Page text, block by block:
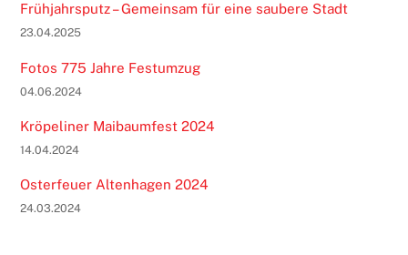
Frühjahrsputz – Gemeinsam für eine saubere Stadt
23.04.2025
Fotos 775 Jahre Festumzug
04.06.2024
Kröpeliner Maibaumfest 2024
14.04.2024
Osterfeuer Altenhagen 2024
24.03.2024